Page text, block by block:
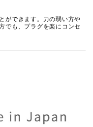
ができます。力の弱い方や
でも、プラグを楽にコンセ